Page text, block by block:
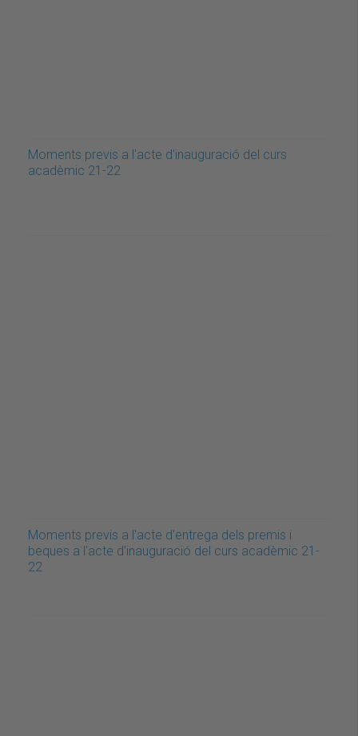
Moments previs a l'acte d'inauguració del curs
acadèmic 21-22
Moments previs a l'acte d'entrega dels premis i
beques a l'acte d'inauguració del curs acadèmic 21-
22